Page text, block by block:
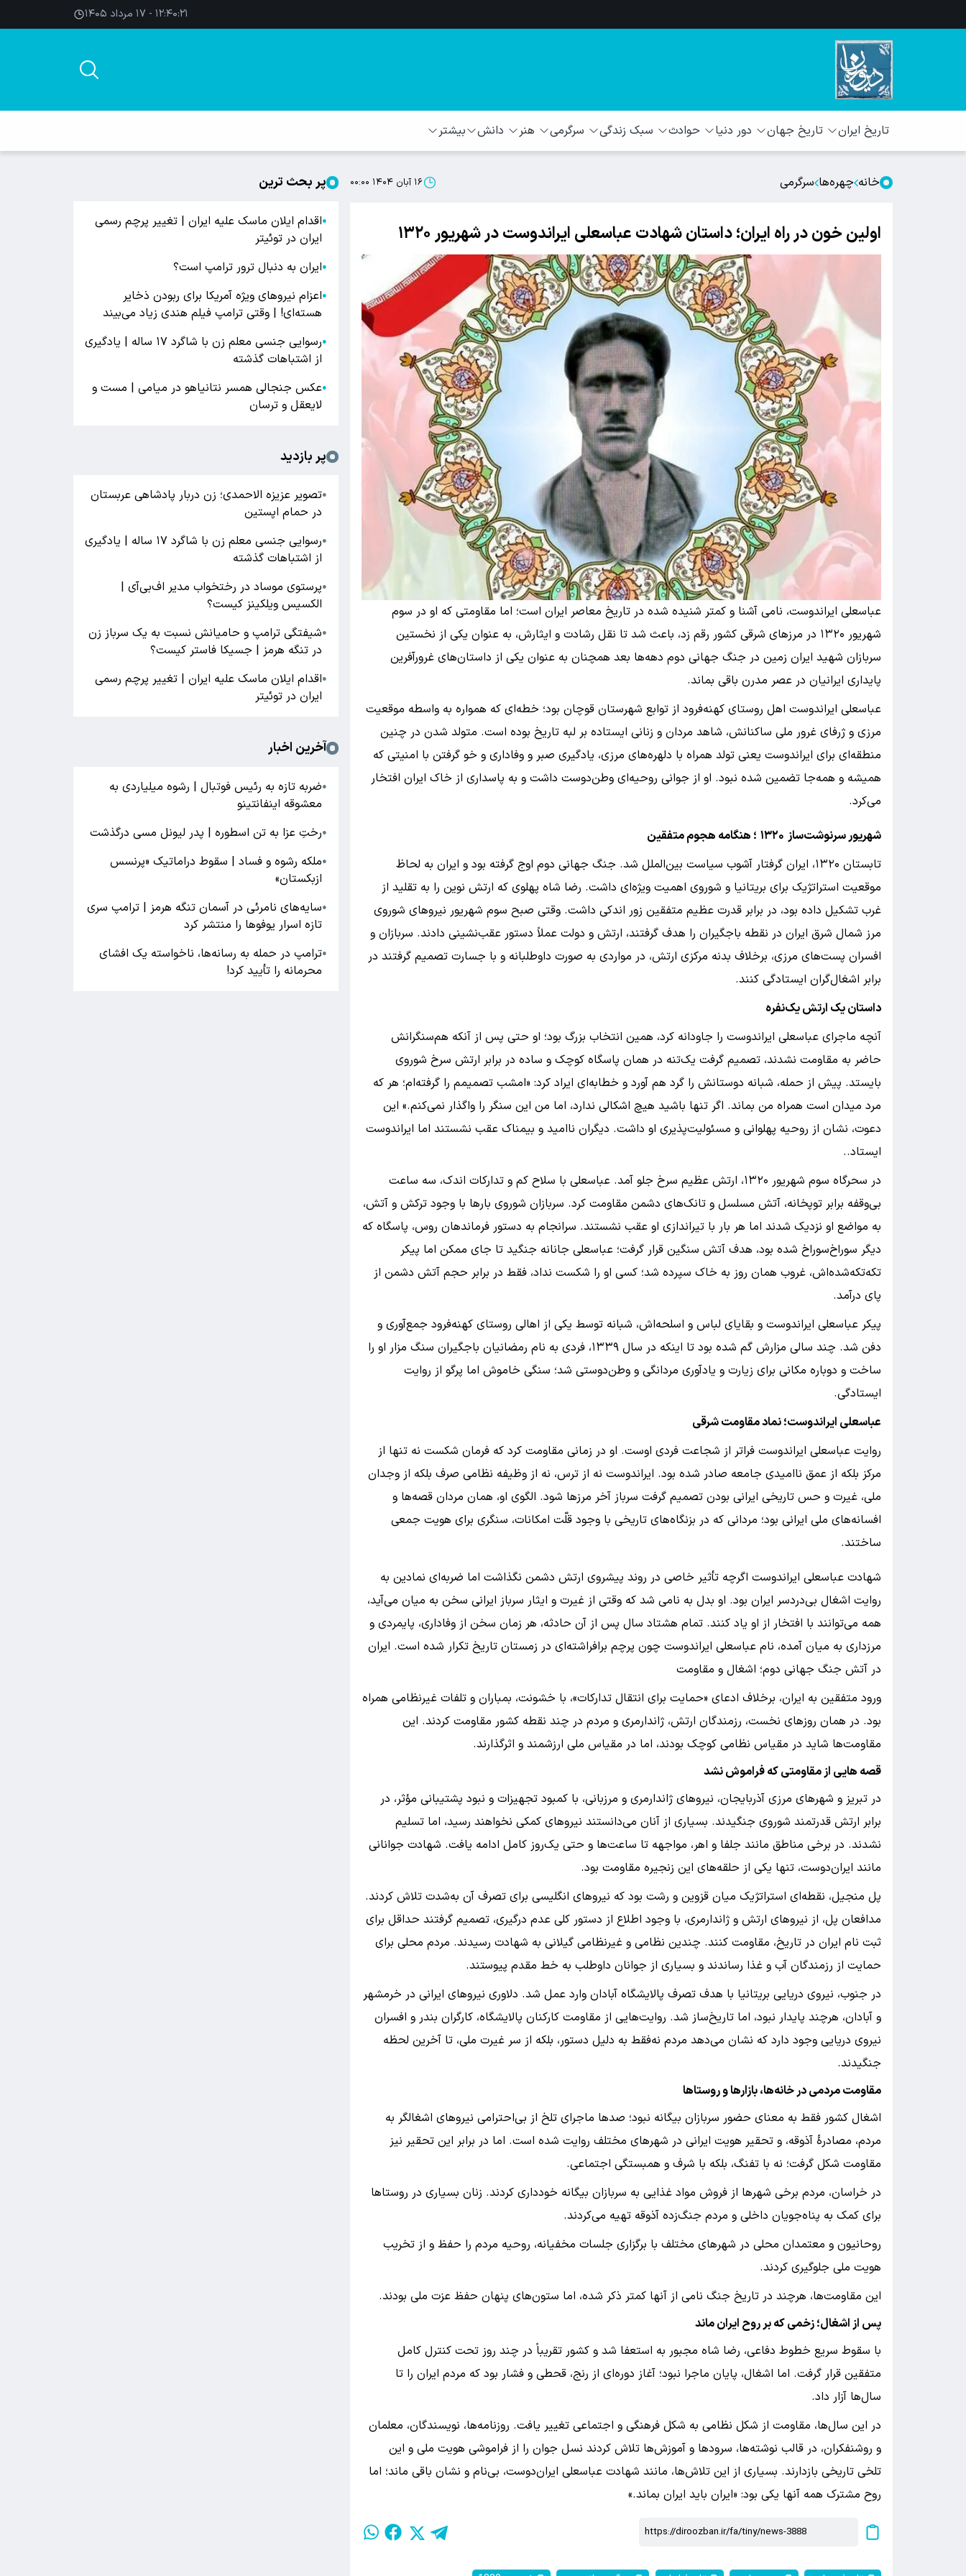
۱۲:۴۰:۲۲ - ۱۷ مرداد ۱۴۰۵
تاریخ ایران تاریخ جهان دور دنیا حوادث سبک زندگی سرگرمی هنر دانش بیشتر
خانه چهره‌‌ها سرگرمی ۱۶ آبان ۱۴۰۴ ۰۰:۰۰
اولین خون در راه ایران؛ داستان شهادت عباسعلی ایراندوست در شهریور ۱۳۲۰
عباسعلی ایراندوست، نامی آشنا و کمتر شنیده شده در تاریخ معاصر ایران است؛ اما مقاومتی که او در سوم
شهریور ۱۳۲۰ در مرزهای شرقی کشور رقم زد، باعث شد تا نقل رشادت و ایثارش، به عنوان یکی از نخستین
سربازان شهید ایران زمین در جنگ جهانی دوم دهه‌ها بعد همچنان به عنوان یکی از داستان‌های غرورآفرین
پایداری ایرانیان در عصر مدرن باقی بماند.
عباسعلی ایراندوست اهل روستای کهنه‌فرود از توابع شهرستان قوچان بود؛ خطه‌ای که همواره به واسطه موقعیت
مرزی و ژرفای غرور ملی ساکنانش، شاهد مردان و زنانی ایستاده بر لبه تاریخ بوده است. متولد شدن در چنین
منطقه‌ای برای ایراندوست یعنی تولد همراه با دلهره‌های مرزی، یادگیری صبر و وفاداری و خو گرفتن با امنیتی که
همیشه و همه‌جا تضمین شده نبود. او از جوانی روحیه‌ای وطن‌دوست داشت و به پاسداری از خاک ایران افتخار
می‌کرد.​
شهریور سرنوشت‌ساز ۱۳۲۰ ؛ هنگامه هجوم متفقین
تابستان ۱۳۲۰، ایران گرفتار آشوب سیاست بین‌الملل شد. جنگ جهانی دوم اوج گرفته بود و ایران به لحاظ
موقعیت استراتژیک برای بریتانیا و شوروی اهمیت ویژه‌ای داشت. رضا شاه پهلوی که ارتش نوین را به تقلید از
غرب تشکیل داده بود، در برابر قدرت عظیم متفقین زور اندکی داشت. وقتی صبح سوم شهریور نیروهای شوروی
مرز شمال شرق ایران در نقطه باجگیران را هدف گرفتند، ارتش و دولت عملاً دستور عقب‌نشینی دادند. سربازان و
افسران پست‌های مرزی، برخلاف بدنه مرکزی ارتش، در مواردی به صورت داوطلبانه و با جسارت تصمیم گرفتند در
برابر اشغال‌گران ایستادگی کنند.​
داستان یک ارتش یک‌نفره
آنچه ماجرای عباسعلی ایراندوست را جاودانه کرد، همین انتخاب بزرگ بود؛ او حتی پس از آنکه هم‌سنگرانش
حاضر به مقاومت نشدند، تصمیم گرفت یک‌تنه در همان پاسگاه کوچک و ساده در برابر ارتش سرخ شوروی
بایستد. پیش از حمله، شبانه دوستانش را گرد هم آورد و خطابه‌ای ایراد کرد: «امشب تصمیمم را گرفته‌ام؛ هر که
مرد میدان است همراه من بماند. اگر تنها باشید هیچ اشکالی ندارد، اما من این سنگر را واگذار نمی‌کنم.» این
دعوت، نشان از روحیه پهلوانی و مسئولیت‌پذیری او داشت. دیگران ناامید و بیمناک عقب نشستند اما ایراندوست
ایستاد..​
در سحرگاه سوم شهریور ۱۳۲۰، ارتش عظیم سرخ جلو آمد. عباسعلی با سلاح کم و تدارکات اندک، سه ساعت
بی‌وقفه برابر توپخانه، آتش مسلسل و تانک‌های دشمن مقاومت کرد. سربازان شوروی بارها با وجود ترکش و آتش،
به مواضع او نزدیک شدند اما هر بار با تیراندازی او عقب نشستند. سرانجام به دستور فرماندهان روس، پاسگاه که
دیگر سوراخ‌سوراخ شده بود، هدف آتش سنگین قرار گرفت؛ عباسعلی جانانه جنگید تا جای ممکن اما پیکر
تکه‌تکه‌شده‌اش، غروب همان روز به خاک سپرده شد؛ کسی او را شکست نداد، فقط در برابر حجم آتش دشمن از
پای درآمد.​
پیکر عباسعلی ایراندوست و بقایای لباس و اسلحه‌اش، شبانه توسط یکی از اهالی روستای کهنه‌فرود جمع‌آوری و
دفن شد. چند سالی مزارش گم شده بود تا اینکه در سال ۱۳۳۹، فردی به نام رمضانیان باجگیران سنگ مزار او را
ساخت و دوباره مکانی برای زیارت و یادآوری مردانگی و وطن‌دوستی شد؛ سنگی خاموش اما پرگو از روایت
ایستادگی.​
عباسعلی ایراندوست؛ نماد مقاومت شرقی
روایت عباسعلی ایراندوست فراتر از شجاعت فردی اوست. او در زمانی مقاومت کرد که فرمان شکست نه تنها از
مرکز بلکه از عمق ناامیدی جامعه صادر شده بود. ایراندوست نه از ترس، نه از وظیفه نظامی صرف بلکه از وجدان
ملی، غیرت و حس تاریخی ایرانی بودن تصمیم گرفت سرباز آخر مرزها شود. الگوی او، همان مردان قصه‌ها و
افسانه‌های ملی ایرانی بود؛ مردانی که در بزنگاه‌های تاریخی با وجود قلّت امکانات، سنگری برای هویت جمعی
ساختند.
شهادت عباسعلی ایراندوست اگرچه تأثیر خاصی در روند پیشروی ارتش دشمن نگذاشت اما ضربه‌ای نمادین به
روایت اشغال بی‌دردسر ایران بود. او بدل به نامی شد که وقتی از غیرت و ایثار سرباز ایرانی سخن به میان می‌آید،
همه می‌توانند با افتخار از او یاد کنند. تمام هشتاد سال پس از آن حادثه، هر زمان سخن از وفاداری، پایمردی و
مرزداری به میان آمده، نام عباسعلی ایراندوست چون پرچم برافراشته‌ای در زمستان تاریخ تکرار شده است.​ ایران
در آتش جنگ جهانی دوم؛ اشغال و مقاومت
ورود متفقین به ایران، برخلاف ادعای «حمایت برای انتقال تدارکات»، با خشونت، بمباران و تلفات غیرنظامی همراه
بود. در همان روزهای نخست، رزمندگان ارتش، ژاندارمری و مردم در چند نقطه کشور مقاومت کردند. این
مقاومت‌ها شاید در مقیاس نظامی کوچک بودند، اما در مقیاس ملی ارزشمند و اثرگذارند.
قصه هایی از مقاومتی که فراموش نشد
در تبریز و شهرهای مرزی آذربایجان، نیروهای ژاندارمری و مرزبانی، با کمبود تجهیزات و نبود پشتیبانی مؤثر، در
برابر ارتش قدرتمند شوروی جنگیدند. بسیاری از آنان می‌دانستند نیروهای کمکی نخواهند رسید، اما تسلیم
نشدند. در برخی مناطق مانند جلفا و اهر، مواجهه تا ساعت‌ها و حتی یک‌روز کامل ادامه یافت. شهادت جوانانی
مانند ایران‌دوست، تنها یکی از حلقه‌های این زنجیره مقاومت بود.
پل منجیل، نقطه‌ای استراتژیک میان قزوین و رشت بود که نیروهای انگلیسی برای تصرف آن به‌شدت تلاش کردند.
مدافعان پل، از نیروهای ارتش و ژاندارمری، با وجود اطلاع از دستور کلی عدم درگیری، تصمیم گرفتند حداقل برای
ثبت نام ایران در تاریخ، مقاومت کنند. چندین نظامی و غیرنظامی گیلانی به شهادت رسیدند. مردم محلی برای
حمایت از رزمندگان آب و غذا رساندند و بسیاری از جوانان داوطلب به خط مقدم پیوستند.
در جنوب، نیروی دریایی بریتانیا با هدف تصرف پالایشگاه آبادان وارد عمل شد. دلاوری نیروهای ایرانی در خرمشهر
و آبادان، هرچند پایدار نبود، اما تاریخ‌ساز شد. روایت‌هایی از مقاومت کارکنان پالایشگاه، کارگران بندر و افسران
نیروی دریایی وجود دارد که نشان می‌دهد مردم نه‌فقط به دلیل دستور، بلکه از سر غیرت ملی، تا آخرین لحظه
جنگیدند.
مقاومت مردمی در خانه‌ها، بازارها و روستاها
اشغال کشور فقط به معنای حضور سربازان بیگانه نبود؛ صدها ماجرای تلخ از بی‌احترامی نیروهای اشغالگر به
مردم، مصادرهٔ آذوقه، و تحقیر هویت ایرانی در شهرهای مختلف روایت شده است. اما در برابر این تحقیر نیز
مقاومت شکل گرفت؛ نه با تفنگ، بلکه با شرف و همبستگی اجتماعی.
در خراسان، مردم برخی شهرها از فروش مواد غذایی به سربازان بیگانه خودداری کردند. زنان بسیاری در روستاها
برای کمک به پناه‌جویان داخلی و مردم جنگ‌زده آذوقه تهیه می‌کردند.
روحانیون و معتمدان محلی در شهرهای مختلف با برگزاری جلسات مخفیانه، روحیه مردم را حفظ و از تخریب
هویت ملی جلوگیری کردند.
این مقاومت‌ها، هرچند در تاریخ جنگ نامی از آنها کمتر ذکر شده، اما ستون‌های پنهان حفظ عزت ملی بودند.
پس از اشغال؛ زخمی که بر روح ایران ماند
با سقوط سریع خطوط دفاعی، رضا شاه مجبور به استعفا شد و کشور تقریباً در چند روز تحت کنترل کامل
متفقین قرار گرفت. اما اشغال، پایان ماجرا نبود؛ آغاز دوره‌ای از رنج، قحطی و فشار بود که مردم ایران را تا
سال‌ها آزار داد.
در این سال‌ها، مقاومت از شکل نظامی به شکل فرهنگی و اجتماعی تغییر یافت. روزنامه‌ها، نویسندگان، معلمان
و روشنفکران، در قالب نوشته‌ها، سرودها و آموزش‌ها تلاش کردند نسل جوان را از فراموشی هویت ملی و این
تلخی تاریخی بازدارند. بسیاری از این تلاش‌ها، مانند شهادت عباسعلی ایران‌دوست، بی‌نام و نشان باقی ماند؛ اما
روح مشترک همه آنها یکی بود: «ایران باید ایران بماند.»
پر بحث ترین
●اقدام ایلان ماسک علیه ایران | تغییر پرچم رسمی
ایران در توئیتر
●ایران به دنبال ترور ترامپ است؟
●اعزام نیروهای ویژه آمریکا برای ربودن ذخایر
هسته‌ای! | وقتی ترامپ فیلم هندی زیاد می‌بیند
●
رسوایی جنسی معلم زن با شاگرد ۱۷ ساله | یادگیری
از اشتباهات گذشته
●عکس جنجالی همسر نتانیاهو در میامی | مست و
لایعقل و ترسان
پر بازدید
●تصویر عزیزه الاحمدی؛ زن دربار پادشاهی عربستان
در حمام اپستین
●
رسوایی جنسی معلم زن با شاگرد ۱۷ ساله | یادگیری
از اشتباهات گذشته
●پرستوی موساد در رختخواب مدیر اف‌بی‌آی |
الکسیس ویلکینز کیست؟
●شیفتگی ترامپ و حامیانش نسبت به یک سرباز زن
در تنگه هرمز | جسیکا فاستر کیست؟
●اقدام ایلان ماسک علیه ایران | تغییر پرچم رسمی
ایران در توئیتر
آخرین اخبار
●ضربه تازه به رئیس فوتبال | رشوه میلیاردی به
معشوقه اینفانتینو
●رختِ عزا به تن اسطوره | پدر لیونل مسی درگذشت
●ملکه رشوه و فساد | سقوط دراماتیک «پرنسس
ازبکستان»
●سایه‌های نامرئی در آسمان تنگه هرمز | ترامپ سری
تازه اسرار یوفوها را منتشر کرد
●ترامپ در حمله‌ به رسانه‌ها، ناخواسته یک افشای
محرمانه را تأیید کرد!